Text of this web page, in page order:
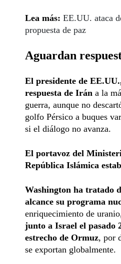
Lea más: EE.UU. ataca
propuesta de paz
Aguardan
El presidente de
respuesta de Irán a la
guerra, aunque no
golfo Pérsico a buques
si el diálogo no avanza.
El portavoz del
República Islámica
Washington ha tratado
alcance su programa
enriquecimiento de
junto a Israel el pasado
estrecho de Ormuz, por
se exportan globalmente.